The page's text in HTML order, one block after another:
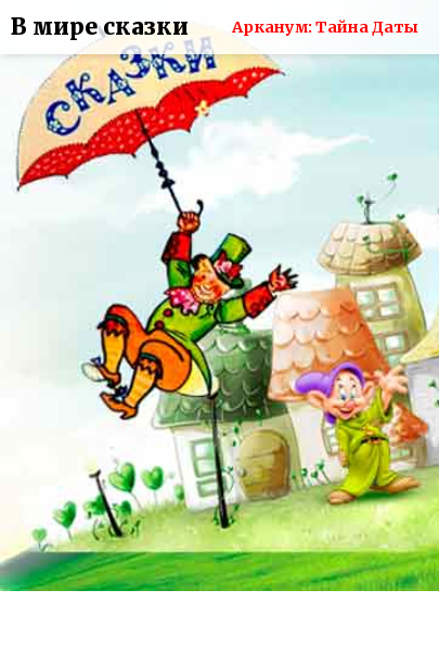
В мире сказки Арканум: Тайна Даты